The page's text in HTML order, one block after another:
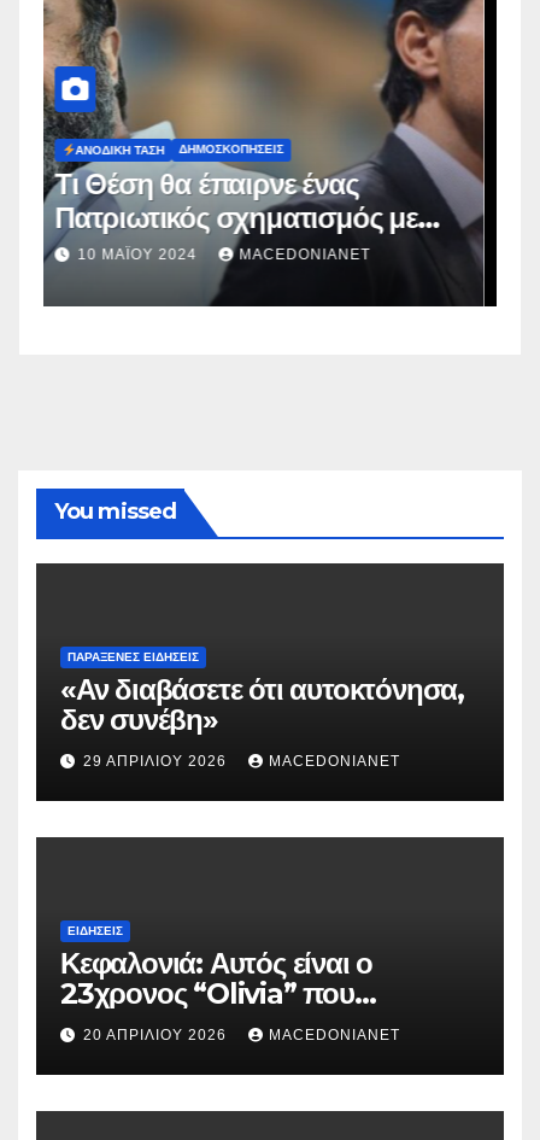
ΔΗΜΟΣΚΟΠΉΣΕΙΣ
Ευρωεκλογές 2024: Πρόθεση
Ψήφου
2 ΜΑΪ́ΟΥ 2024 MACEDONIANET
You missed
ΠΑΡΆΞΕΝΕΣ ΕΙΔΉΣΕΙΣ
«Αν διαβάσετε ότι αυτοκτόνησα,
δεν συνέβη»
29 ΑΠΡΙΛΊΟΥ 2026 MACEDONIANET
ΕΙΔΉΣΕΙΣ
Κεφαλονιά: Αυτός είναι ο
23χρονος “Olivia” που
κατηγορείται για τον θάνατο της
Μυρτούς
20 ΑΠΡΙΛΊΟΥ 2026 MACEDONIANET